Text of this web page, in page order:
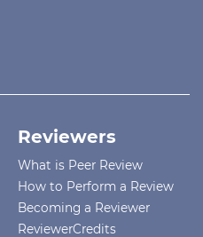
Reviewers
What is Peer Review
How to Perform a Review
Becoming a Reviewer
ReviewerCredits